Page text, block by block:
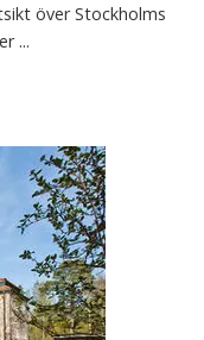
över Stockholms
...